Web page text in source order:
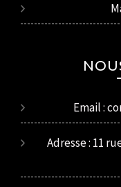
Email :
Adresse : 11